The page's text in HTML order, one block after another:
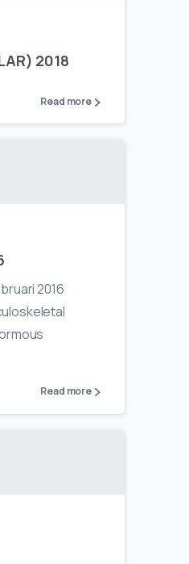
2018
Read more
2016
Read more